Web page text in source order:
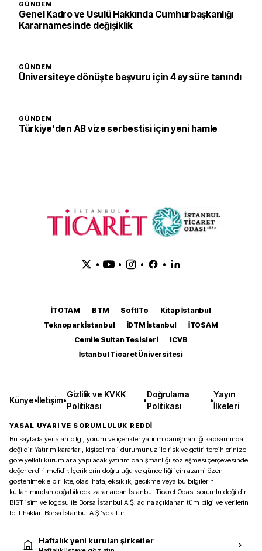
GÜNDEM
Genel Kadro ve Usulü Hakkında Cumhurbaşkanlığı
Kararnamesinde değişiklik
GÜNDEM
Üniversiteye dönüşte başvuru için 4 ay süre tanındı
GÜNDEM
Türkiye'den AB vize serbestisi için yeni hamle
• • • •
İTOTAM BTM SoftITo
Kitap İstanbul
Teknopark İstanbul
İDTM İstanbul
İTOSAM
Cemile Sultan Tesisleri
ICVB
İstanbul Ticaret Üniversitesi
Künye•İletişim•
Gizlilik ve KVKK
Politikası
•
Doğrulama
Politikası
•
Yayın
İlkeleri
YASAL UYARI VE SORUMLULUK REDDİ
Bu sayfada yer alan bilgi, yorum ve içerikler yatırım danışmanlığı kapsamında
değildir. Yatırım kararları, kişisel mali durumunuz ile risk ve getiri tercihlerinize
göre yetkili kurumlarla yapılacak yatırım danışmanlığı sözleşmesi çerçevesinde
değerlendirilmelidir. İçeriklerin doğruluğu ve güncelliği için azami özen
gösterilmekle birlikte, olası hata, eksiklik, gecikme veya bu bilgilerin
kullanımından doğabilecek zararlardan İstanbul Ticaret Odası sorumlu değildir.
BIST isim ve logosu ile Borsa İstanbul A.Ş. adına açıklanan tüm bilgi ve verilerin
telif hakları Borsa İstanbul A.Ş.’ye aittir.
Haftalık yeni kurulan şirketler